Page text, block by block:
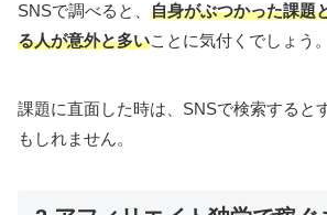
SNSで調べると、 自身がぶつかった課題
る人が意外と多いことに気付くでしょう。
課題に直面した時は、SNSで検索すると
もしれません。